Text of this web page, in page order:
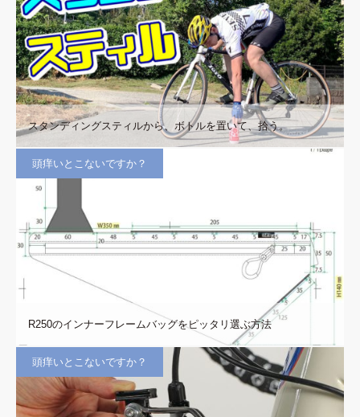
スタンディングスティルから、ボトルを置いて、拾う。
頭痒いとこないですか？
R250のインナーフレームバッグをピッタリ選ぶ方法
頭痒いとこないですか？